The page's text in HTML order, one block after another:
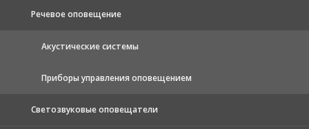
Речевое оповещение
Акустические системы
Приборы управления оповещением
Светозвуковые оповещатели